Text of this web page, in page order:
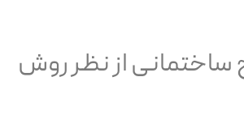
ساختمانی از نظر روش